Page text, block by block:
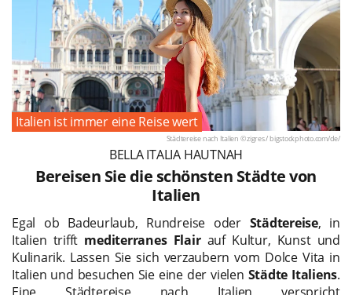
Italien ist immer eine Reise wert
Städtereise nach Italien © zigres /bigstockphoto.com/de/
BELLA ITALIA HAUTNAH
Bereisen Sie die schönsten Städte von
Italien
Egal ob Badeurlaub, Rundreise oder Städtereise, in
Italien trifft mediterranes Flairauf Kultur, Kunst und
Kulinarik. Lassen Sie sich verzaubern vom Dolce Vita in
Italien und besuchen Sie eine der vielen Städte Italiens.